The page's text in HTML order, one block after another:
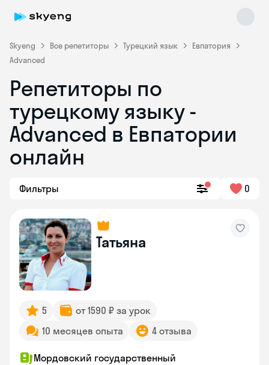
Skyeng Все репетиторы Турецкий язык
Евпатория
Advanced
Репетиторы по
турецкому языку -
Advanced в Евпатории
онлайн
Фильтры 0
Татьяна
5
от 1590 ₽ за урок
10 месяцев опыта
4 отзыва
Мордовский государственный
Skyeng Chat